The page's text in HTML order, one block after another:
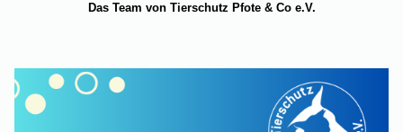
Das Team von Tierschutz Pfote & Co e.V.